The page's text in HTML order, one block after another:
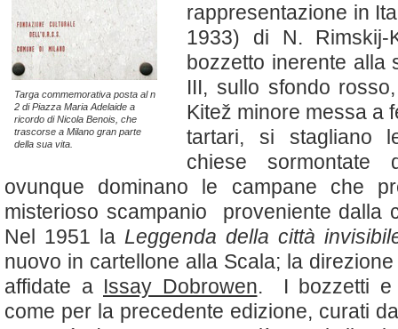
Targa commemorativa posta al n
2 di Piazza Maria Adelaide a
ricordo di Nicola Benois, che
trascorse a Milano gran parte
della sua vita.
rappresentazione in
1933) di N.
bozzetto inerente alla
III, sullo sfondo
Kitež minore messa a
tartari, si stagliano
chiese
ovunque dominano le campane che
misterioso scampanio proveniente dalla
Nel 1951 la Leggenda della città
nuovo in cartellone alla Scala; la
affidate a Issay Dobrowen. I bozzetti e
come per la precedente edizione, curati